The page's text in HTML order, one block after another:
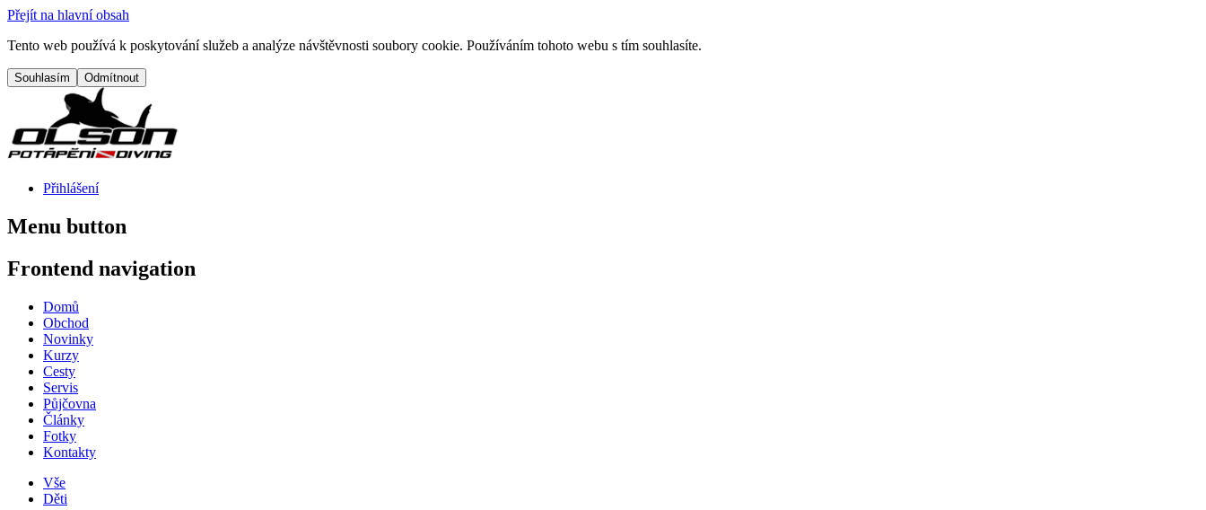
Přejít na hlavní obsah
Tento web používá k poskytování služeb a analýze návštěvnosti soubory cookie. Používáním tohoto webu s tím souhlasíte.
Přihlášení
Menu button
Frontend navigation
Domů
Obchod
Novinky
Kurzy
Cesty
Servis
Půjčovna
Články
Fotky
Kontakty
Vše
Děti